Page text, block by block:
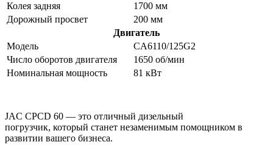
Колея задняя
1700 мм
Дорожный просвет
200 мм
Двигатель
Модель
CA6110/125G2
Число оборотов двигателя
1650 об/мин
Номинальная мощность
81 кВт
JAC CPCD 60 — это отличный дизельный
погрузчик, который станет незаменимым помощником в
развитии вашего бизнеса.